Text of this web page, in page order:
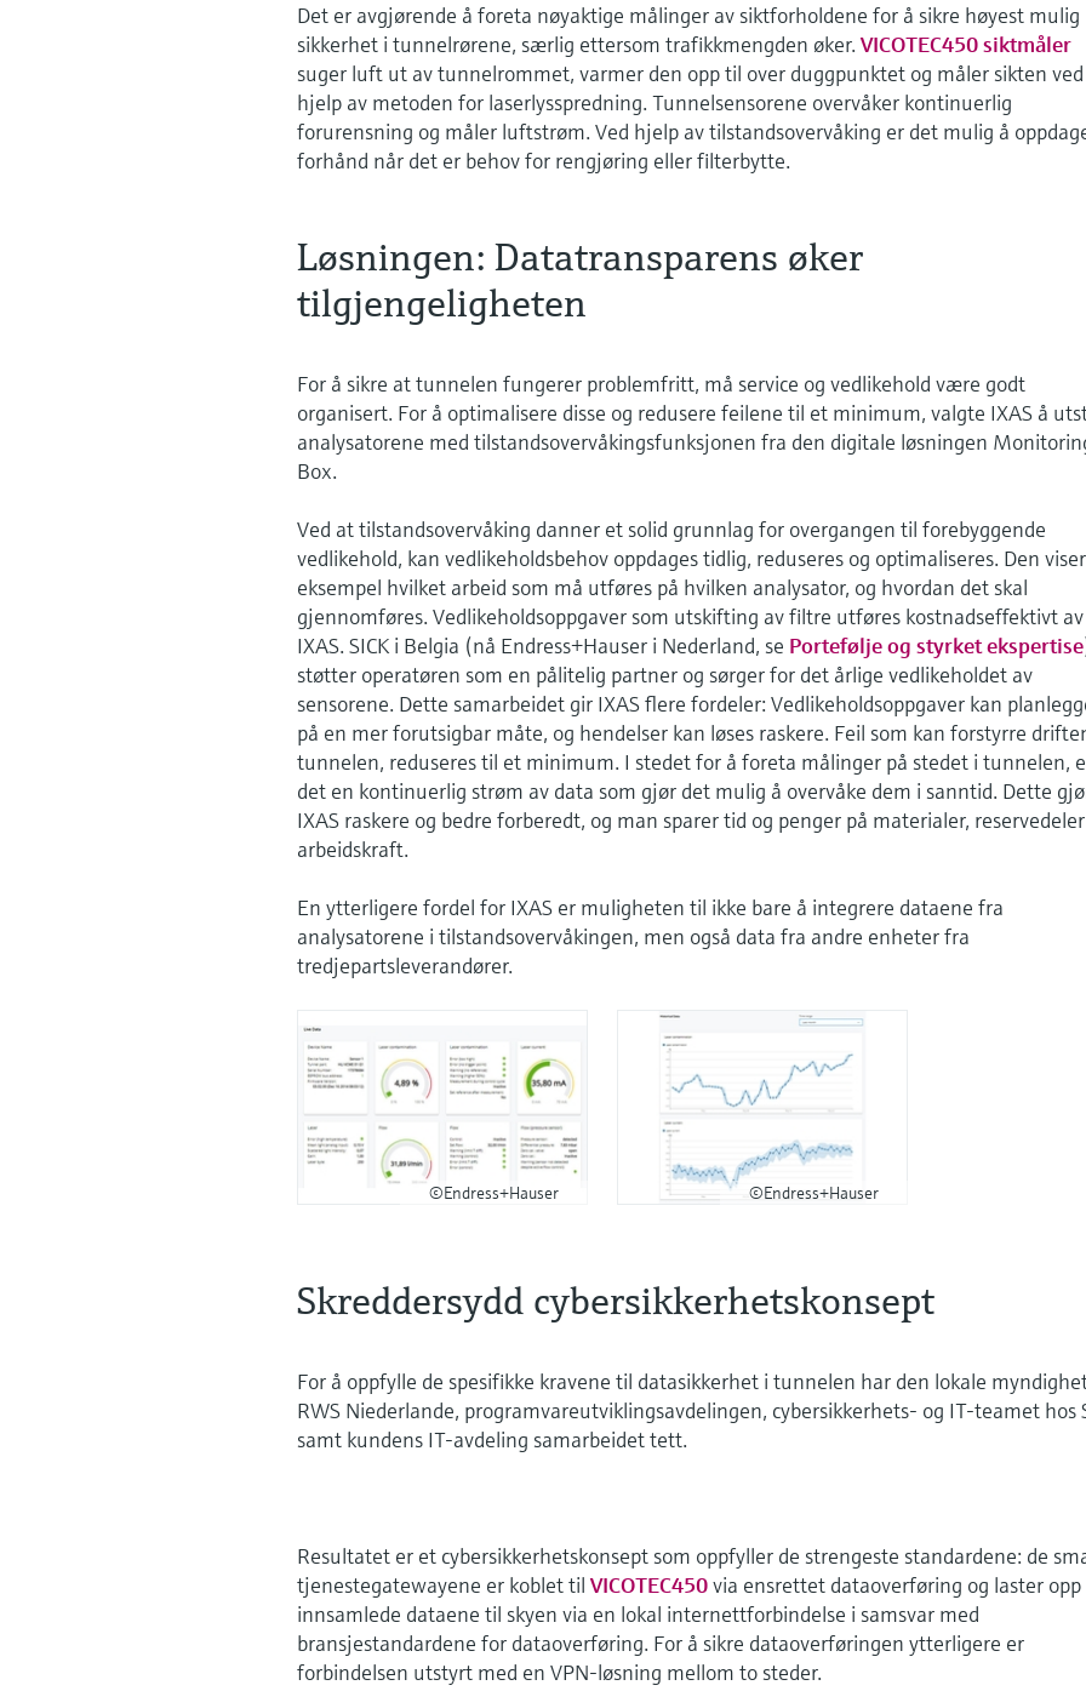
Det er avgjørende å foreta nøyaktige målinger av siktforholdene for å sikre høyest mulig
sikkerhet i tunnelrørene, særlig ettersom trafikkmengden øker.VICOTEC450 siktmåler
suger luft ut av tunnelrommet, varmer den opp til over duggpunktet og måler sikten ved
hjelp av metoden for laserlysspredning. Tunnelsensorene overvåker kontinuerlig
forurensning og måler luftstrøm. Ved hjelp av tilstandsovervåking er det mulig å
forhånd når det er behov for rengjøring eller filterbytte.
Løsningen: Datatransparens øker
tilgjengeligheten
For å sikre at tunnelen fungerer problemfritt, må service og vedlikehold være godt
organisert. For å optimalisere disse og redusere feilene til et minimum, valgte IXAS å
analysatorene med tilstandsovervåkingsfunksjonen fra den digitale løsningen
Box.
Ved at tilstandsovervåking danner et solid grunnlag for overgangen til forebyggende
vedlikehold, kan vedlikeholdsbehov oppdages tidlig, reduseres og optimaliseres. Den
eksempel hvilket arbeid som må utføres på hvilken analysator, og hvordan det skal
gjennomføres. Vedlikeholdsoppgaver som utskifting av filtre utføres kostnadseffektivt av
IXAS. SICK i Belgia (nå Endress+Hauser i Nederland, se Portefølje og styrket ekspertise
støtter operatøren som en pålitelig partner og sørger for det årlige vedlikeholdet av
sensorene. Dette samarbeidet gir IXAS flere fordeler: Vedlikeholdsoppgaver kan
på en mer forutsigbar måte, og hendelser kan løses raskere. Feil som kan forstyrre
tunnelen, reduseres til et minimum. I stedet for å foreta målinger på stedet i tunnelen,
det en kontinuerlig strøm av data som gjør det mulig å overvåke dem i sanntid. Dette
IXAS raskere og bedre forberedt, og man sparer tid og penger på materialer,
arbeidskraft.
En ytterligere fordel for IXAS er muligheten til ikke bare å integrere dataene fra
analysatorene i tilstandsovervåkingen, men også data fra andre enheter fra
tredjepartsleverandører.
©Endress+Hauser ©Endress+Hauser
Skreddersydd cybersikkerhetskonsept
For å oppfylle de spesifikke kravene til datasikkerhet i tunnelen har den lokale
RWS Niederlande, programvareutviklingsavdelingen, cybersikkerhets- og IT-teamet hos
samt kundens IT-avdeling samarbeidet tett.
Resultatet er et cybersikkerhetskonsept som oppfyller de strengeste standardene: de
tjenestegatewayene er koblet tilVICOTEC450via ensrettet dataoverføring og laster opp
innsamlede dataene til skyen via en lokal internettforbindelse i samsvar med
bransjestandardene for dataoverføring. For å sikre dataoverføringen ytterligere er
forbindelsen utstyrt med en VPN-løsning mellom to steder.